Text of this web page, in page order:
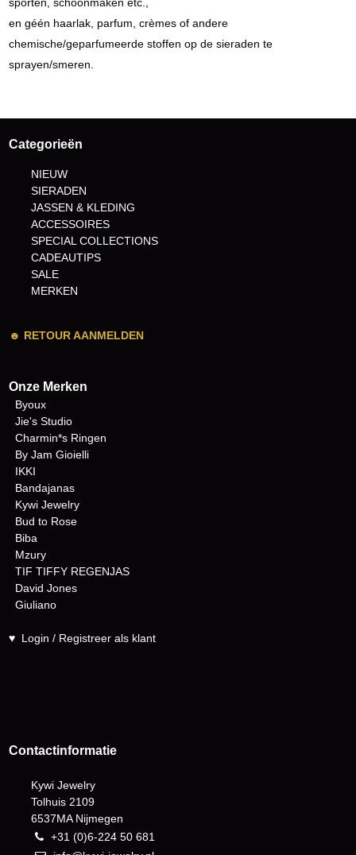
en géén haarlak, parfum, crèmes of andere
chemische/geparfumeerde stoffen op de sieraden te
sprayen/smeren.
Categorieën
NIEUW
SIERADEN
JASSEN & KLEDING
ACCESSOIRES
SPECIAL COLLECTIONS
CADEAUTIPS
SALE
MERKEN
☻ RETOUR AANMELDEN
Onze Merken
Byoux
Jie's Studio
Charmin*s Ringen
By Jam Gioielli
IKKI
Bandajanas
Kywi Jewelry
Bud to Rose
Biba
Mzury
TIF TIFFY REGENJAS
David Jones
Giuliano
♥ Login / Registreer als klant
Contactinformatie
Kywi Jewelry
Tolhuis 2109
6537MA Nijmegen
+31 (0)6-224 50 681